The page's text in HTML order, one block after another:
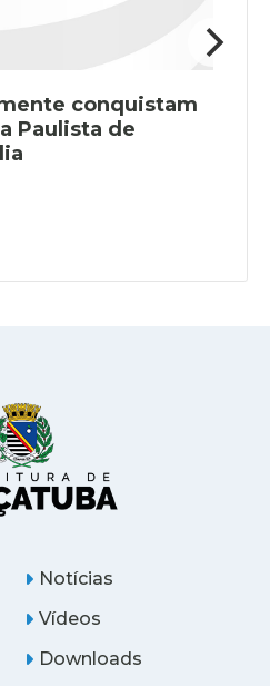
conquistam
Paulista de
Notícias
Vídeos
Downloads